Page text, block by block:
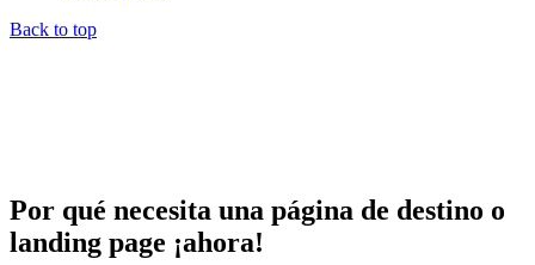
Back to top
Por qué necesita una página de destino o
landing page ¡ahora!